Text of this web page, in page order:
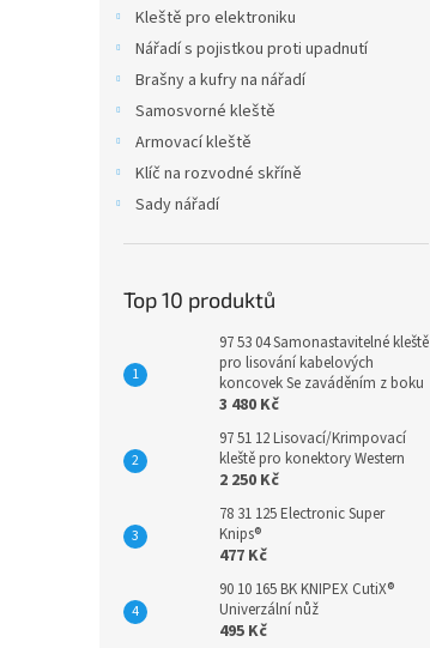
Kleště pro elektroniku
Nářadí s pojistkou proti upadnutí
Brašny a kufry na nářadí
Samosvorné kleště
Armovací kleště
Klíč na rozvodné skříně
Sady nářadí
Top 10 produktů
97 53 04 Samonastavitelné kleště
pro lisování kabelových
koncovek Se zaváděním z boku
3 480 Kč
97 51 12 Lisovací/Krimpovací
kleště pro konektory Western
2 250 Kč
78 31 125 Electronic Super
Knips®
477 Kč
90 10 165 BK KNIPEX CutiX®
Univerzální nůž
495 Kč